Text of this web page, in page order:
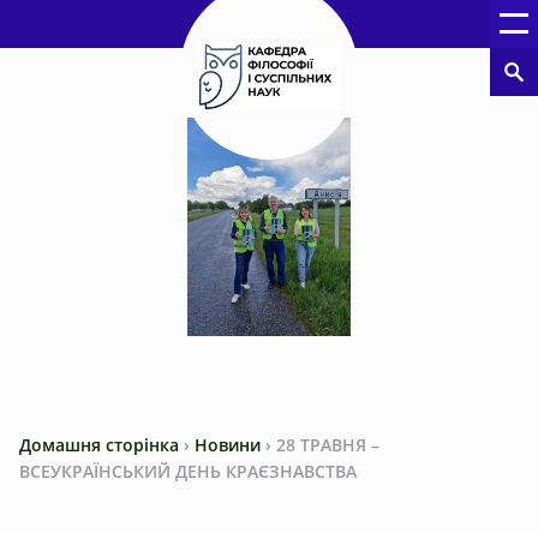
Домашня сторінка › Новини › 28 ТРАВНЯ –
ВСЕУКРАЇНСЬКИЙ ДЕНЬ КРАЄЗНАВСТВА